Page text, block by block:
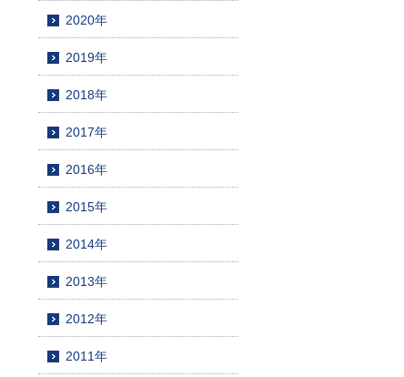
2020年
2019年
2018年
2017年
2016年
2015年
2014年
2013年
2012年
2011年